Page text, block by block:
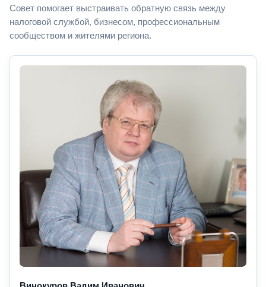
Совет помогает выстраивать обратную связь между
налоговой службой, бизнесом, профессиональным
сообществом и жителями региона.